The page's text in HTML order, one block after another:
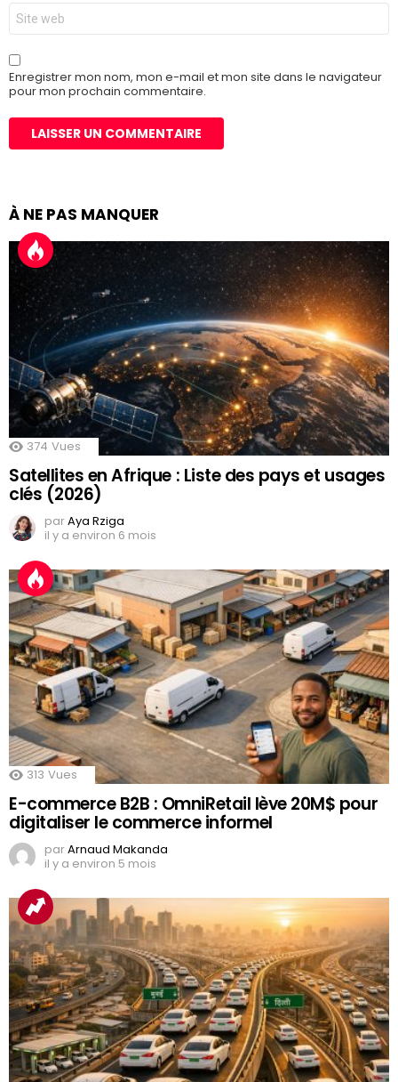
Site
web
Enregistrer mon nom, mon e-mail et mon site dans le navigateur
pour mon prochain commentaire.
À NE PAS MANQUER
374 Vues
Satellites en Afrique : Liste des pays et usages
clés (2026)
parAya Rziga
il y a environ 6 mois
313 Vues
E-commerce B2B : OmniRetail lève 20M$ pour
digitaliser le commerce informel
parArnaud Makanda
il y a environ 5 mois